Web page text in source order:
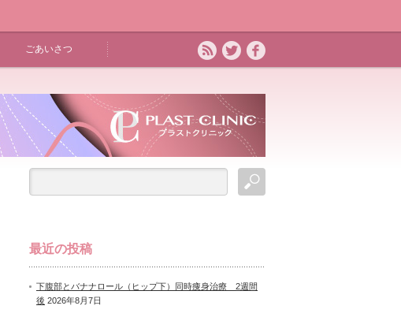
ごあいさつ
最近の投稿
下腹部とバナナロール（ヒップ下）同時痩身治療 2週間
後 2026年8月7日